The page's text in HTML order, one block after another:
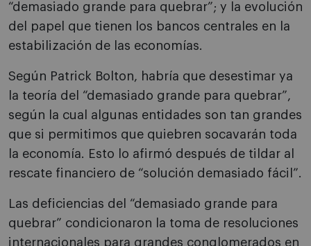
“demasiado grande para quebrar”; y la evolución
del papel que tienen los bancos centrales en la
estabilización de las economías.
Según Patrick Bolton, habría que desestimar ya
la teoría del “demasiado grande para quebrar”,
según la cual algunas entidades son tan grandes
que si permitimos que quiebren socavarán toda
la economía. Esto lo afirmó después de tildar al
rescate financiero de “solución demasiado fácil”.
Las deficiencias del “demasiado grande para
quebrar” condicionaron la toma de resoluciones
internacionales para grandes conglomerados en